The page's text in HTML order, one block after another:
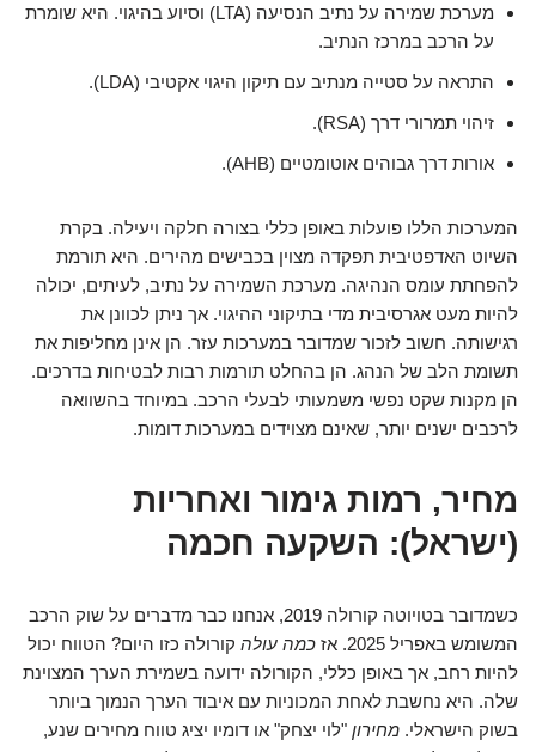
מערכת שמירה על נתיב הנסיעה (LTA) וסיוע בהיגוי. היא שומרת
על הרכב במרכז הנתיב.
התראה על סטייה מנתיב עם תיקון היגוי אקטיבי (LDA).
זיהוי תמרורי דרך (RSA).
אורות דרך גבוהים אוטומטיים (AHB).
המערכות הללו פועלות באופן כללי בצורה חלקה ויעילה. בקרת
השיוט האדפטיבית תפקדה מצוין בכבישים מהירים. היא תורמת
להפחתת עומס הנהיגה. מערכת השמירה על נתיב, לעיתים, יכולה
להיות מעט אגרסיבית מדי בתיקוני ההיגוי. אך ניתן לכוונן את
רגישותה. חשוב לזכור שמדובר במערכות עזר. הן אינן מחליפות את
תשומת הלב של הנהג. הן בהחלט תורמות רבות לבטיחות בדרכים.
הן מקנות שקט נפשי משמעותי לבעלי הרכב. במיוחד בהשוואה
לרכבים ישנים יותר, שאינם מצוידים במערכות דומות.
מחיר, רמות גימור ואחריות
(ישראל): השקעה חכמה
כשמדובר בטויוטה קורולה 2019, אנחנו כבר מדברים על שוק הרכב
המשומש באפריל 2025. אז
כמה עולה קורולה כזו היום? הטווח יכול
להיות רחב, אך באופן כללי, הקורולה ידועה בשמירת הערך המצוינת
שלה. היא נחשבת לאחת המכוניות עם איבוד הערך הנמוך ביותר
בשוק הישראלי. מחירון "לוי יצחק" או דומיו יציג טווח מחירים שנע,